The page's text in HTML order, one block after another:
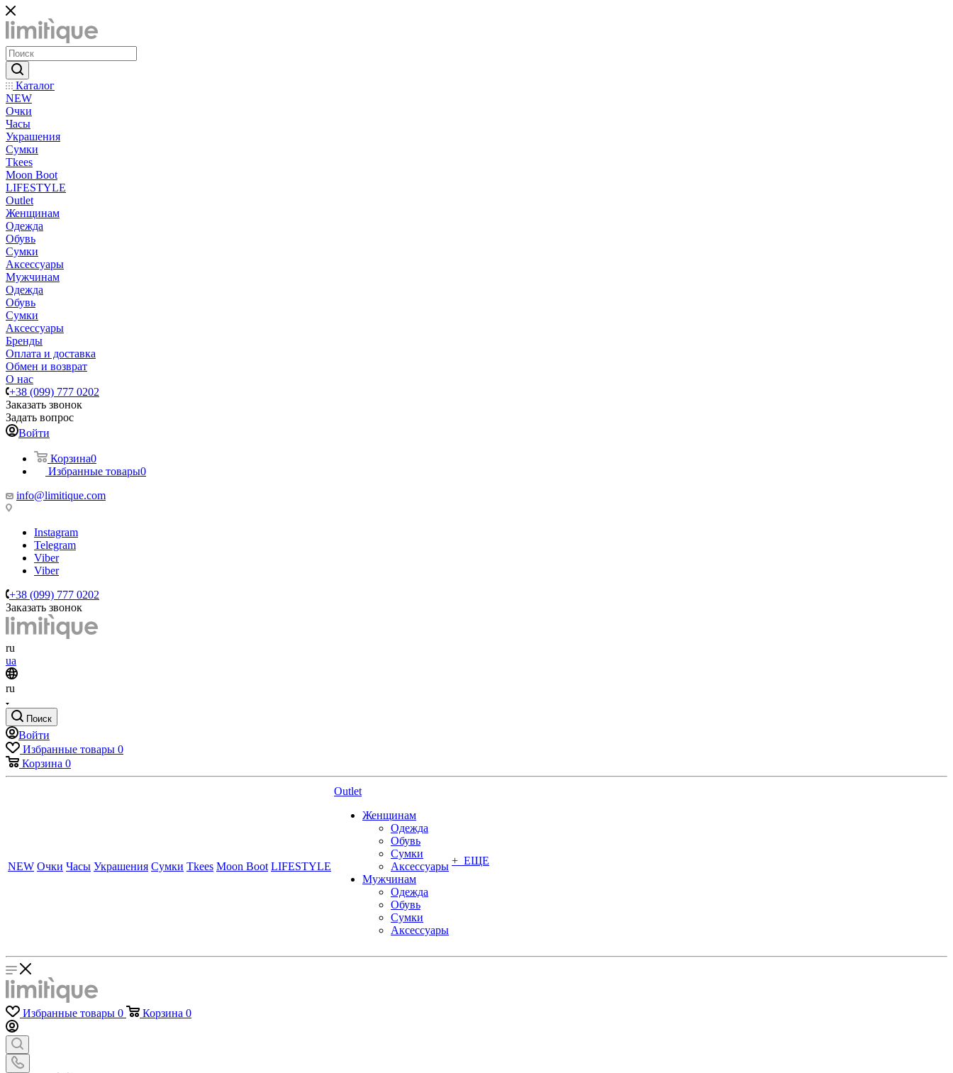
Каталог
NEW
Очки
Часы
Украшения
Сумки
Tkees
Moon Boot
LIFESTYLE
Outlet
Женщинам
Одежда
Обувь
Сумки
Аксессуары
Мужчинам
Одежда
Обувь
Сумки
Аксессуары
Бренды
Оплата и доставка
Обмен и возврат
О нас
+38 (099) 777 0202
Заказать звонок
Задать вопрос
Войти
Корзина0
Избранные товары0
info@limitique.com
Instagram
Telegram
Viber
Viber
+38 (099) 777 0202
Заказать звонок
ru
ua
ru
Поиск
Войти
Избранные товары 0
Корзина 0
NEW Очки Часы Украшения Сумки Tkees Moon Boot LIFESTYLE
Outlet
Женщинам
Одежда
Обувь
Сумки
Аксессуары
Мужчинам
Одежда
Обувь
Сумки
Аксессуары
+ ЕЩЕ
Избранные товары 0 Корзина 0